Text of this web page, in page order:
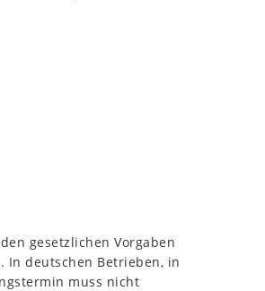
gesetzlichen Vorgaben
In deutschen Betrieben, in
muss nicht